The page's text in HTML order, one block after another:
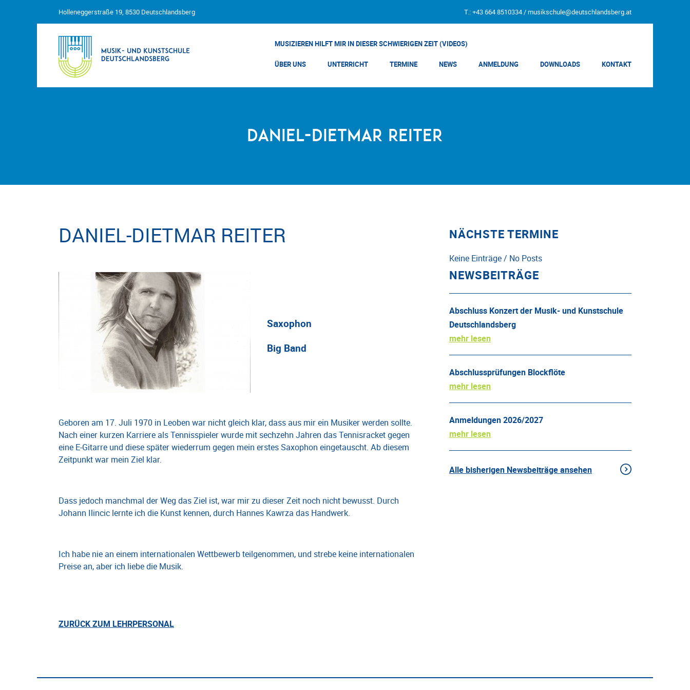
Holleneggerstraße 19, 8530 Deutschlandsberg T.: +43 664 8510334 / musikschule@deutschlandsberg.at
MUSIZIEREN HILFT MIR IN DIESER SCHWIERIGEN ZEIT (VIDEOS)
ÜBER UNS UNTERRICHT TERMINE NEWS ANMELDUNG DOWNLOADS KONTAKT
DANIEL-DIETMAR REITER
DANIEL-DIETMAR REITER
Saxophon
Big Band
Geboren am 17. Juli 1970 in Leoben war nicht gleich klar, dass aus mir ein Musiker werden sollte.
Nach einer kurzen Karriere als Tennisspieler wurde mit sechzehn Jahren das Tennisracket gegen
eine E-Gitarre und diese später wiederrum gegen mein erstes Saxophon eingetauscht. Ab diesem
Zeitpunkt war mein Ziel klar.
Dass jedoch manchmal der Weg das Ziel ist, war mir zu dieser Zeit noch nicht bewusst. Durch
Johann Ilincic lernte ich die Kunst kennen, durch Hannes Kawrza das Handwerk.
Ich habe nie an einem internationalen Wettbewerb teilgenommen, und strebe keine internationalen
Preise an, aber ich liebe die Musik.
ZURÜCK ZUM LEHRPERSONAL
NÄCHSTE TERMINE
Keine Einträge / No Posts
NEWSBEITRÄGE
Abschluss Konzert der Musik- und Kunstschule
Deutschlandsberg
mehr lesen
Abschlussprüfungen Blockflöte
mehr lesen
Anmeldungen 2026/2027
mehr lesen
Alle bisherigen Newsbeiträge ansehen